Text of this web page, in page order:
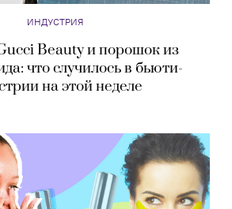
ИНДУСТРИЯ
Beauty и порошок из
что случилось в бьюти-
на этой неделе